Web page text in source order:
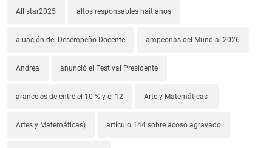
All star2025 altos responsables haitianos
aluación del Desempeño Docente ampeonas del Mundial 2026
Andrea anunció el Festival Presidente
aranceles de entre el 10 % y el 12 Arte y Matemáticas-
Artes y Matemáticas) artículo 144 sobre acoso agravado